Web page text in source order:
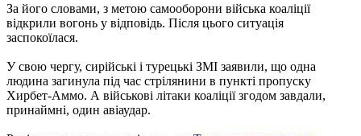
За його словами, з метою самооборони війська коаліції
відкрили вогонь у відповідь. Після цього ситуація
заспокоїлася.
У свою чергу, сирійські і турецькі ЗМІ заявили, що одна
людина загинула під час стрілянини в пункті пропуску
Хирбет-Аммо. А військові літаки коаліції згодом завдали,
принаймні, один авіаудар.